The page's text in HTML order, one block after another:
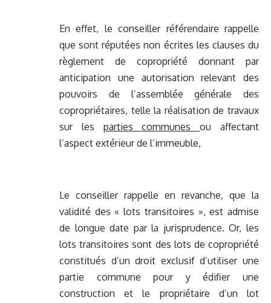
En effet, le conseiller référendaire rappelle
que sont réputées non écrites les clauses du
règlement de copropriété donnant par
anticipation une autorisation relevant des
pouvoirs de l’assemblée générale des
copropriétaires, telle la réalisation de travaux
sur les parties communesou affectant
l’aspect extérieur de l’immeuble,
Le conseiller rappelle en revanche, que la
validité des « lots transitoires », est admise
de longue date par la jurisprudence. Or, les
lots transitoires sont des lots de copropriété
constitués d’un droit exclusif d’utiliser une
partie commune pour y édifier une
construction et le propriétaire d’un lot